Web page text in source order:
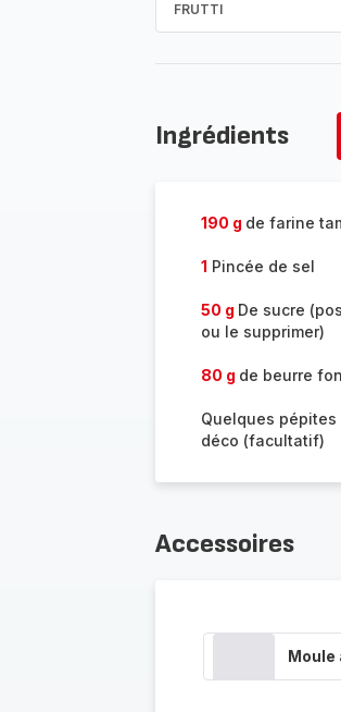
FRUTTI
Ingrédients
190 g de farine
1 Pincée de sel
50 g De sucre
ou le supprimer)
80 g de beurre
Quelques
déco (facultatif)
Accessoires
Moule